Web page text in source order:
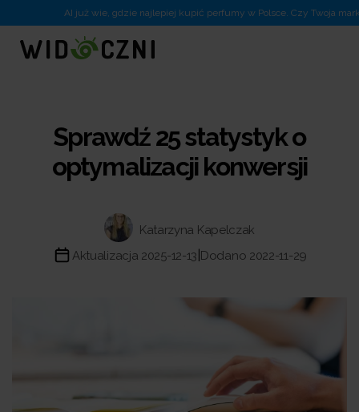
AI już wie, gdzie najlepiej kupić perfumy w Polsce. Czy Twoja
Sprawdź 25 statystyk o
optymalizacji konwersji
Katarzyna Kapelczak
Aktualizacja 2025-12-13 Dodano 2022-11-29